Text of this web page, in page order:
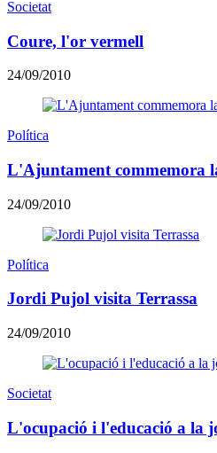
Societat
Coure, l'or vermell
24/09/2010
Política
L'Ajuntament commemora
24/09/2010
Política
Jordi Pujol visita Terrassa
24/09/2010
Societat
L'ocupació i l'educació a la